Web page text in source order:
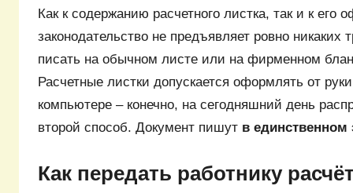
Как к содержанию расчетного листка, так и к его
законодательство не предъявляет ровно никаких
писать на обычном листе или на фирменном
Расчетные листки допускается оформлять от
компьютере – конечно, на сегодняшний день
второй способ. Документ пишут в единственном
Как передать работнику